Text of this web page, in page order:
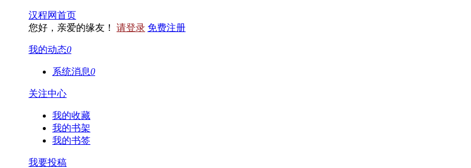
汉程网首页
您好，亲爱的缘友！ 请登录 免费注册
我的动态0
系统消息0
关注中心
我的收藏
我的书架
我的书签
我要投稿